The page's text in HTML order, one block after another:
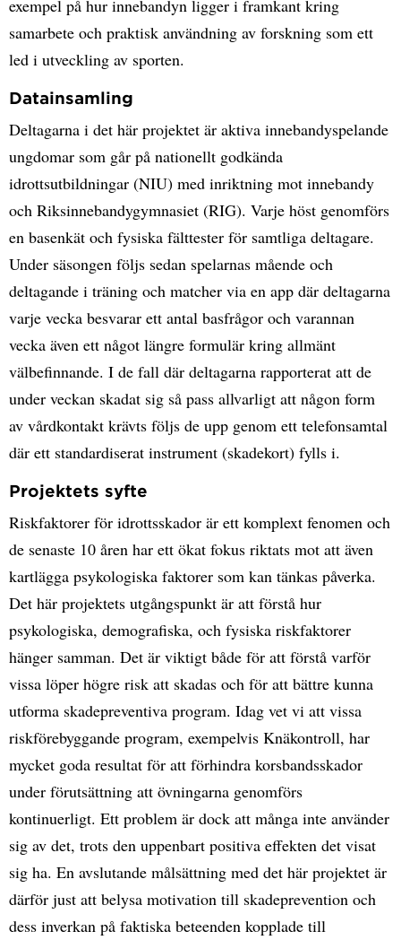
exempel på hur innebandyn ligger i framkant kring
samarbete och praktisk användning av forskning som ett
led i utveckling av sporten.
Datainsamling
Deltagarna i det här projektet är aktiva innebandyspelande
ungdomar som går på nationellt godkända
idrottsutbildningar (NIU) med inriktning mot innebandy
och Riksinnebandygymnasiet (RIG). Varje höst genomförs
en basenkät och fysiska fälttester för samtliga deltagare.
Under säsongen följs sedan spelarnas mående och
deltagande i träning och matcher via en app där deltagarna
varje vecka besvarar ett antal basfrågor och varannan
vecka även ett något längre formulär kring allmänt
välbefinnande. I de fall där deltagarna rapporterat att de
under veckan skadat sig så pass allvarligt att någon form
av vårdkontakt krävts följs de upp genom ett telefonsamtal
där ett standardiserat instrument (skadekort) fylls i.
Projektets syfte
Riskfaktorer för idrottsskador är ett komplext fenomen och
de senaste 10 åren har ett ökat fokus riktats mot att även
kartlägga psykologiska faktorer som kan tänkas påverka.
Det här projektets utgångspunkt är att förstå hur
psykologiska, demografiska, och fysiska riskfaktorer
hänger samman. Det är viktigt både för att förstå varför
vissa löper högre risk att skadas och för att bättre kunna
utforma skadepreventiva program. Idag vet vi att vissa
riskförebyggande program, exempelvis Knäkontroll, har
mycket goda resultat för att förhindra korsbandsskador
under förutsättning att övningarna genomförs
kontinuerligt. Ett problem är dock att många inte använder
sig av det, trots den uppenbart positiva effekten det visat
sig ha. En avslutande målsättning med det här projektet är
därför just att belysa motivation till skadeprevention och
dess inverkan på faktiska beteenden kopplade till